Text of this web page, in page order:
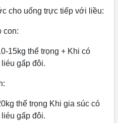
cho uống trực tiếp với liều:
con:
15kg thể trọng + Khi có
gấp đôi.
thể trọng Khi gia súc có
gấp đôi.